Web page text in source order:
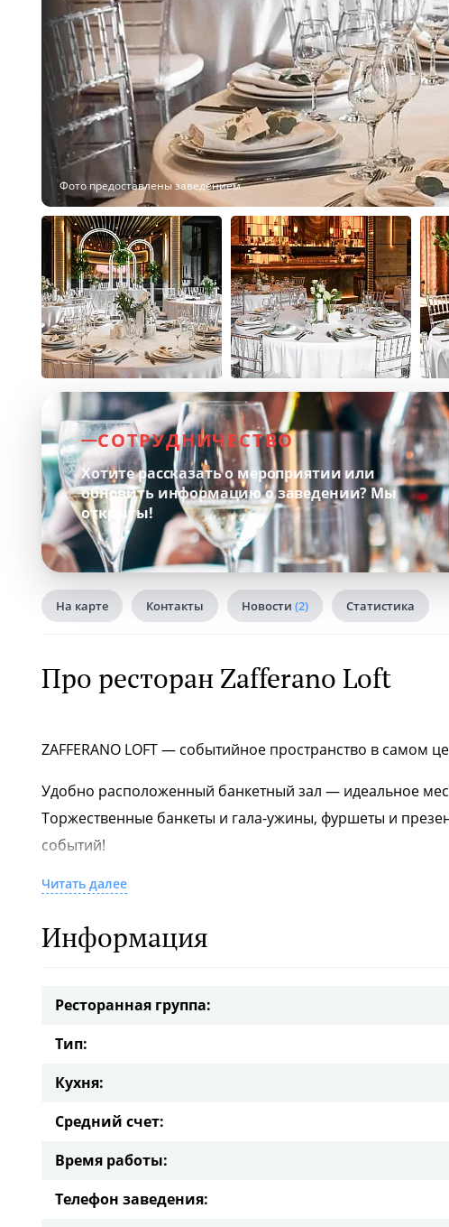
Фото предоставлены заведением
СОТРУДНИЧЕСТВО
Хотите рассказать о мероприятии или
обновить информацию о заведении?Мы
открыты!
На карте Контакты Новости (2) Статистика
Про ресторан Zafferano Loft
ZAFFERANO LOFT — событийное пространство в самом
Удобно расположенный банкетный зал — идеальное
Торжественные банкеты и гала-ужины, фуршеты и
событий!
Интерьер ZAFFERANO выполнен в современном
Для удобства организации развлекательной
европейская, средиземноморская, азербайджанская,
Читать далее
Информация
Ресторанная группа:
Тип:
Кухня:
Средний счет:
Время работы:
Телефон заведения: